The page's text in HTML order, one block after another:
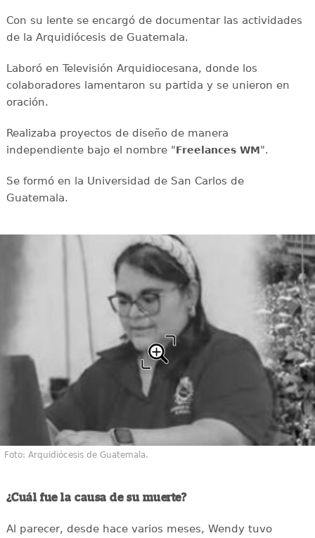
Con su lente se encargó de documentar las actividades
de la Arquidiócesis de Guatemala.
Laboró en Televisión Arquidiocesana, donde los
colaboradores lamentaron su partida y se unieron en
oración.
Realizaba proyectos de diseño de manera
independiente bajo el nombre "Freelances WM".
Se formó en la Universidad de San Carlos de
Guatemala.
Foto: Arquidiócesis de Guatemala.
¿Cuál fue la causa de su muerte?
Al parecer, desde hace varios meses, Wendy tuvo